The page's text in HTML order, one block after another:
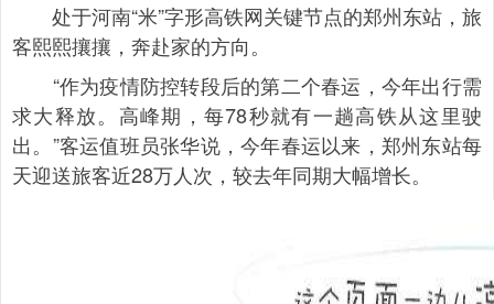
处于河南“米”字形高铁网关键节点的郑州东站，旅
客熙熙攘攘，奔赴家的方向。
“作为疫情防控转段后的第二个春运，今年出行需
求大释放。高峰期，每78秒就有一趟高铁从这里驶
出。”客运值班员张华说，今年春运以来，郑州东站每
天迎送旅客近28万人次，较去年同期大幅增长。